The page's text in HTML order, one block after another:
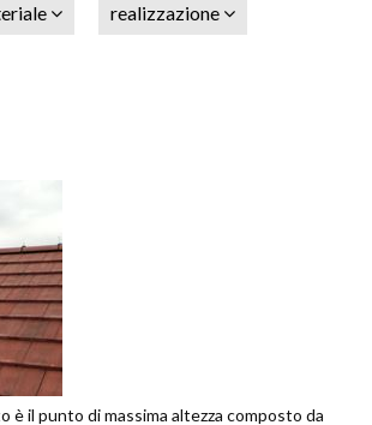
realizzazione
è il punto di massima altezza composto da